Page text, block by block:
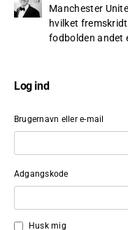
Manchester
hvilket
fodbolden andet
Log ind
Brugernavn eller e-mail
Adgangskode
Husk mig